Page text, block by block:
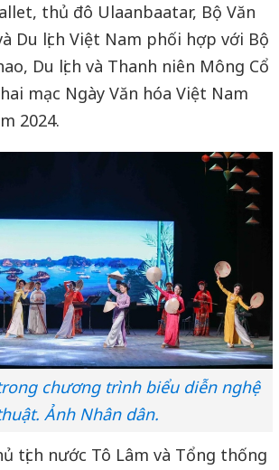
thủ đô Ulaanbaatar, Bộ Văn
Du lịch Việt Nam phối hợp với Bộ
Du lịch và Thanh niên Mông Cổ
mạc Ngày Văn hóa Việt Nam
2024.
chương trình biểu diễn nghệ
Ảnh Nhân dân.
tịch nước Tô Lâm và Tổng thống